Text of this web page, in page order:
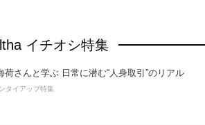
イチオシ特集
荷さんと学ぶ 日常に潜む“人身取引”のリアル
タイアップ特集